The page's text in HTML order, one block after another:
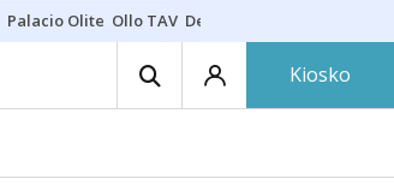
Palacio Olite Ollo TAV Derrama vecinos
Kiosko